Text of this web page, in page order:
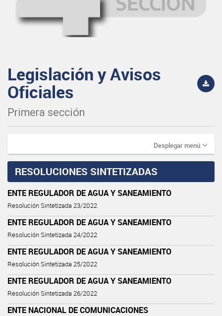
Legislación y Avisos
Oficiales
Primera sección
Desplegar menú
RESOLUCIONES SINTETIZADAS
ENTE REGULADOR DE AGUA Y SANEAMIENTO
Resolución Sintetizada 23/2022
ENTE REGULADOR DE AGUA Y SANEAMIENTO
Resolución Sintetizada 24/2022
ENTE REGULADOR DE AGUA Y SANEAMIENTO
Resolución Sintetizada 25/2022
ENTE REGULADOR DE AGUA Y SANEAMIENTO
Resolución Sintetizada 26/2022
ENTE NACIONAL DE COMUNICACIONES